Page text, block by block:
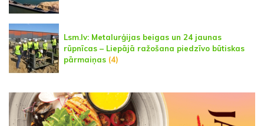
Lsm.lv: Metalurģijas beigas un 24 jaunas
rūpnīcas – Liepājā ražošana piedzīvo būtiskas
pārmaiņas (4)